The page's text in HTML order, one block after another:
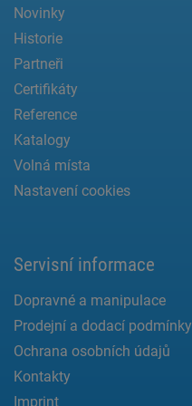
Novinky
Historie
Partneři
Certifikáty
Reference
Katalogy
Volná místa
Nastavení cookies
Servisní informace
Dopravné a manipulace
Prodejní a dodací podmínky
Ochrana osobních údajů
Kontakty
Imprint